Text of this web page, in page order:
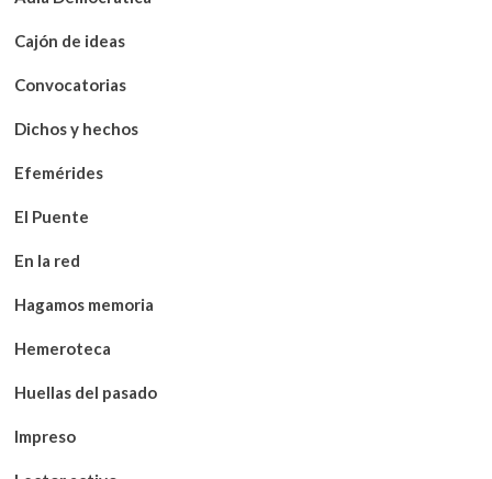
Cajón de ideas
Convocatorias
Dichos y hechos
Efemérides
El Puente
En la red
Hagamos memoria
Hemeroteca
Huellas del pasado
Impreso